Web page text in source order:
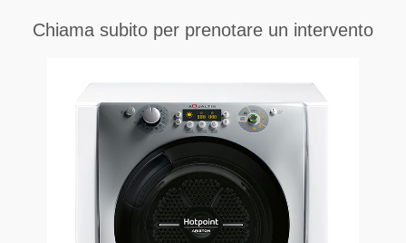
Chiama subito per prenotare un intervento